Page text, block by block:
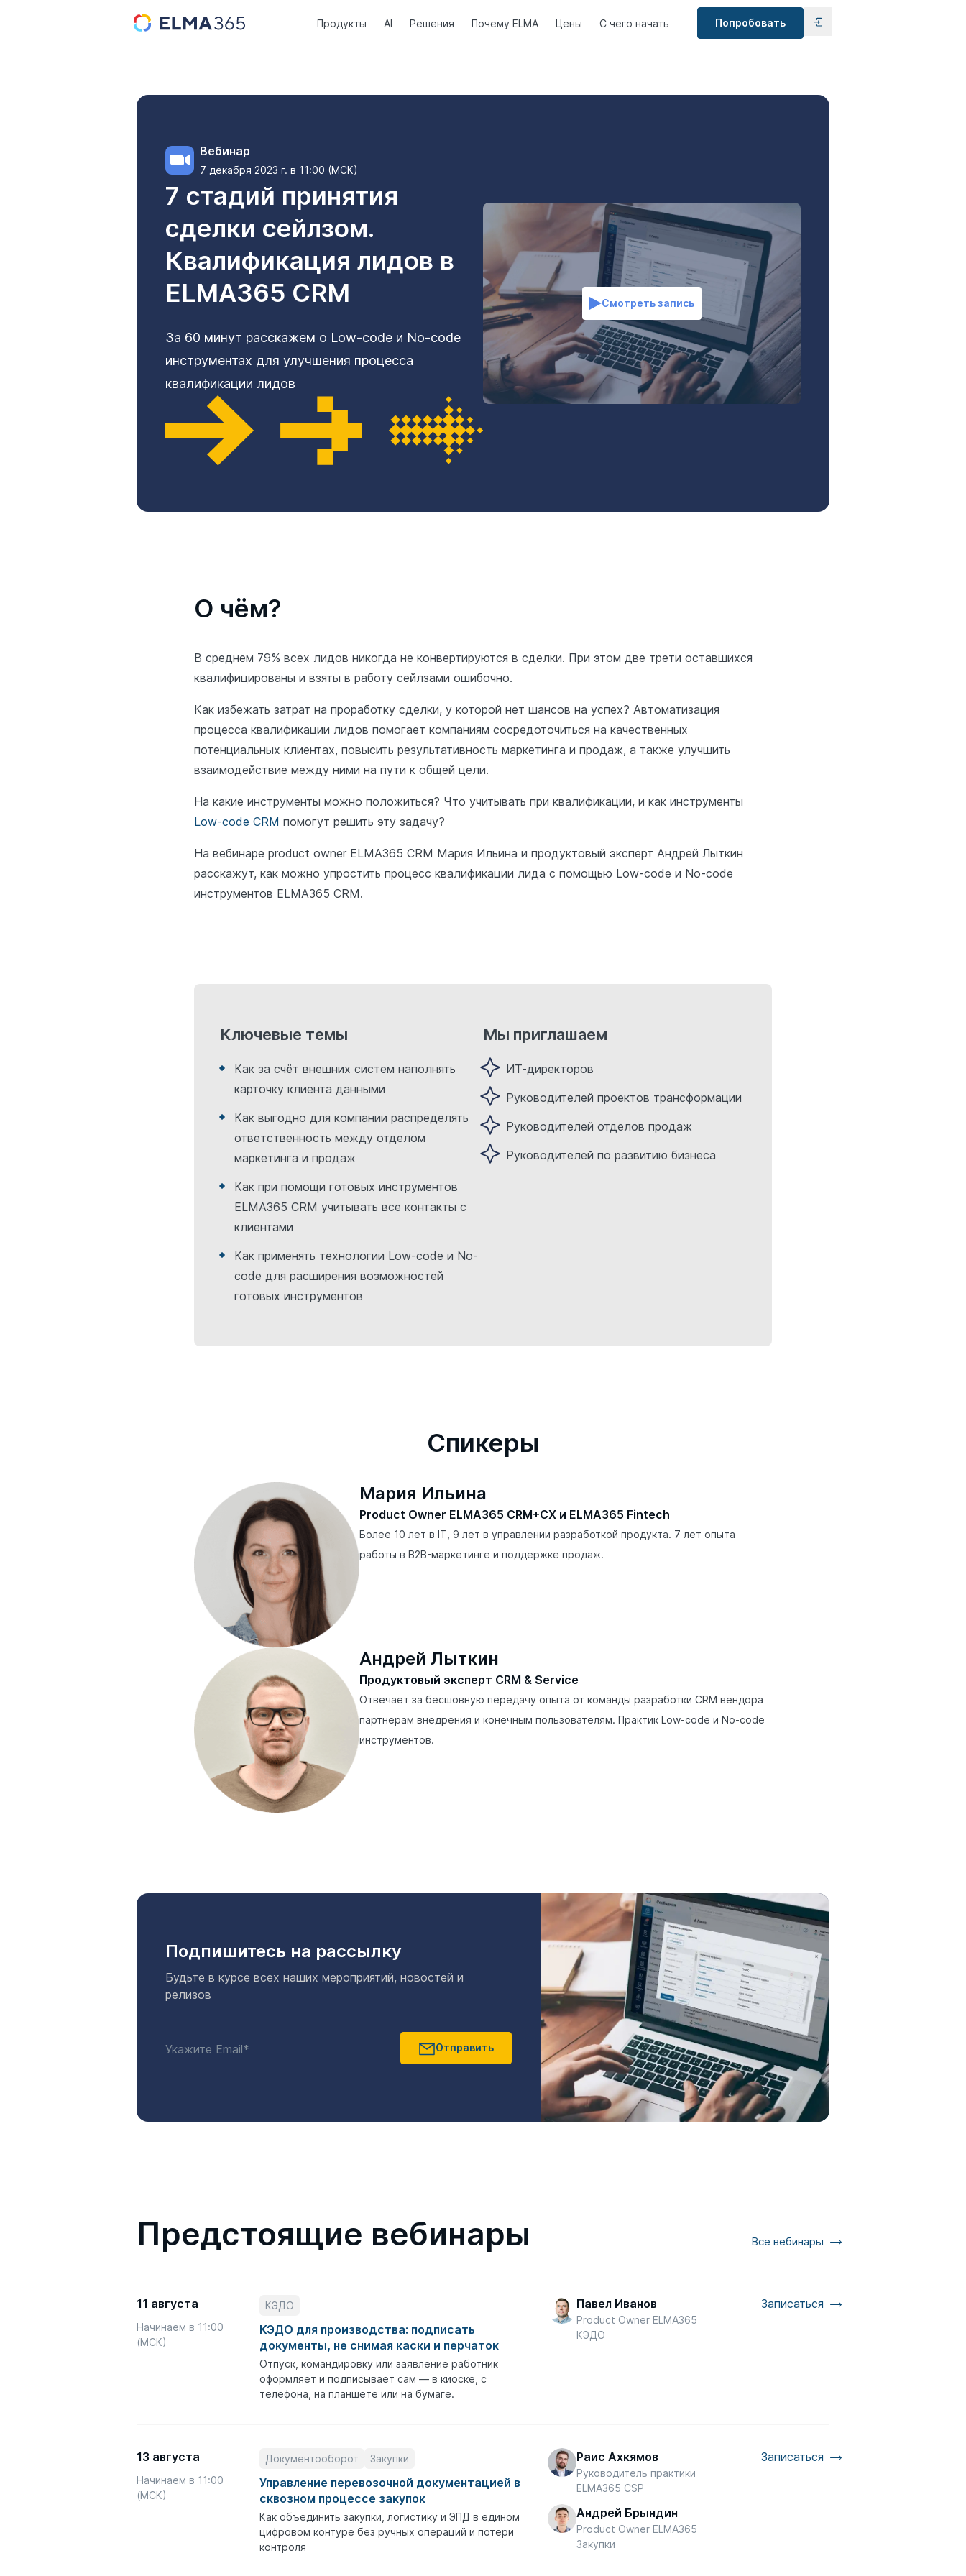
Продукты AI Решения Почему ELMA Цены С чего начать Попробовать
Вебинар
7 декабря 2023 г. в 11:00 (МСК)
7 стадий принятия
сделки сейлзом.
Квалификация лидов в
ELMA365 CRM
За 60 минут расскажем о Low-code и No-code
инструментах для улучшения процесса
квалификации лидов
Смотреть запись
О чём?
В среднем 79% всех лидов никогда не конвертируются в сделки. При этом две трети оставшихся
квалифицированы и взяты в работу сейлзами ошибочно.
Как избежать затрат на проработку сделки, у которой нет шансов на успех? Автоматизация
процесса квалификации лидов помогает компаниям сосредоточиться на качественных
потенциальных клиентах, повысить результативность маркетинга и продаж, а также улучшить
взаимодействие между ними на пути к общей цели.
На какие инструменты можно положиться? Что учитывать при квалификации, и как инструменты
Low-code CRM помогут решить эту задачу?
На вебинаре product owner ELMA365 CRM Мария Ильина и продуктовый эксперт Андрей Лыткин
расскажут, как можно упростить процесс квалификации лида с помощью Low-code и No-code
инструментов ELMA365 СRM.
Ключевые темы
Как за счёт внешних систем наполнять
карточку клиента данными
Как выгодно для компании распределять
ответственность между отделом
маркетинга и продаж
Как при помощи готовых инструментов
ELMA365 CRM учитывать все контакты с
клиентами
Как применять технологии Low-code и No-
code для расширения возможностей
готовых инструментов
Мы приглашаем
ИТ-директоров
Руководителей проектов трансформации
Руководителей отделов продаж
Руководителей по развитию бизнеса
Cпикеры
Мария Ильина
Product Owner ELMA365 CRM+CX и ELMA365 Fintech
Более 10 лет в IT, 9 лет в управлении разработкой продукта. 7 лет опыта
работы в B2B-маркетинге и поддержке продаж.
Андрей Лыткин
Продуктовый эксперт CRM & Service
Отвечает за бесшовную передачу опыта от команды разработки CRM вендора
партнерам внедрения и конечным пользователям. Практик Low-code и No-code
инструментов.
Подпишитесь на рассылку
Будьте в курсе всех наших мероприятий, новостей и
релизов
Отправить
Предстоящие вебинары Все вебинары
11 августа
Начинаем в 11:00
(МСК)
КЭДО
КЭДО для производства: подписать
документы, не снимая каски и перчаток
Отпуск, командировку или заявление работник
оформляет и подписывает сам — в киоске, с
телефона, на планшете или на бумаге.
Павел Иванов
Product Owner ELMA365
КЭДО
Записаться
13 августа
Начинаем в 11:00
(МСК)
Документооборот Закупки
Управление перевозочной документацией в
сквозном процессе закупок
Как объединить закупки, логистику и ЭПД в едином
цифровом контуре без ручных операций и потери
контроля
Раис Ахкямов
Руководитель практики
ELMA365 CSP
Андрей Брындин
Product Owner ELMA365
Закупки
Записаться